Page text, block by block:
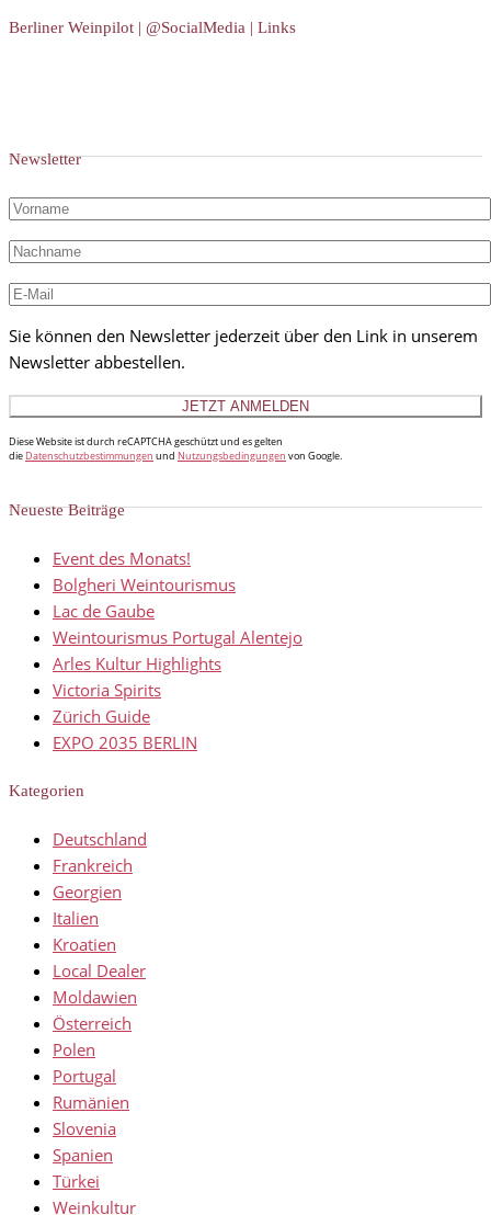
Berliner Weinpilot | @SocialMedia | Links
Newsletter
Sie können den Newsletter jederzeit über den Link in unserem
Newsletter abbestellen.
Diese Website ist durch reCAPTCHA geschützt und es gelten
die Datenschutzbestimmungen und Nutzungsbedingungen von Google.
Neueste Beiträge
Event des Monats!
Bolgheri Weintourismus
Lac de Gaube
Weintourismus Portugal Alentejo
Arles Kultur Highlights
Victoria Spirits
Zürich Guide
EXPO 2035 BERLIN
Kategorien
Deutschland
Frankreich
Georgien
Italien
Kroatien
Local Dealer
Moldawien
Österreich
Polen
Portugal
Rumänien
Slovenia
Spanien
Türkei
Weinkultur